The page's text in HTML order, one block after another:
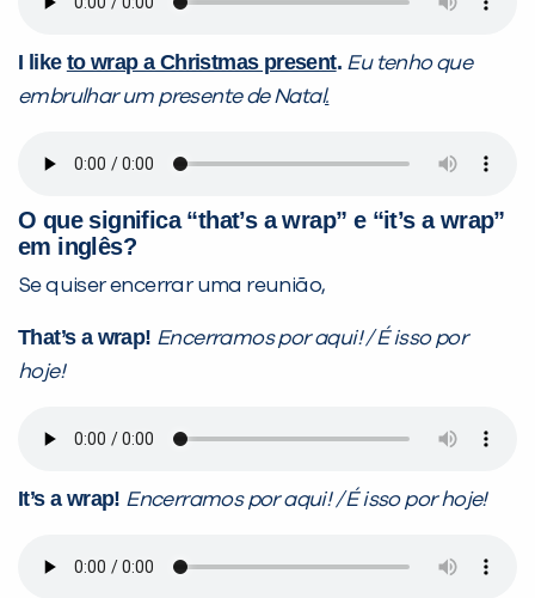
I like to wrap a Christmas present. Eu tenho que
embrulhar um presente de Natal.
O que significa “that’s a wrap” e “it’s a wrap”
em inglês?
Se quiser encerrar uma reunião,
That’s a wrap! Encerramos por aqui! / É isso por
hoje!
It’s a wrap! Encerramos por aqui! / É isso por hoje!